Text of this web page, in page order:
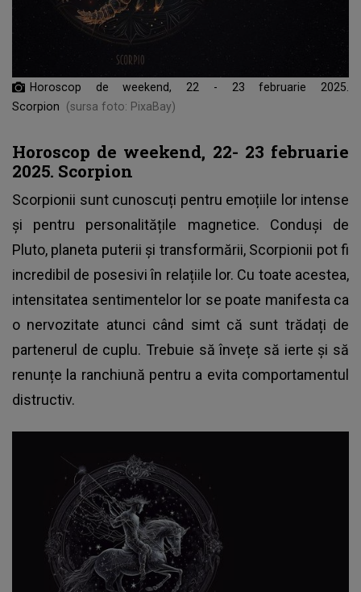
Horoscop de weekend, 22 - 23 februarie 2025.
Scorpion
(sursa foto: PixaBay)
Horoscop de weekend, 22- 23 februarie
2025. Scorpion
Scorpionii sunt cunoscuți pentru emoțiile lor intense
și pentru personalitățile magnetice. Conduși de
Pluto, planeta puterii și transformării, Scorpionii pot fi
incredibil de posesivi în relațiile lor. Cu toate acestea,
intensitatea sentimentelor lor se poate manifesta ca
o nervozitate atunci când simt că sunt trădați de
partenerul de cuplu. Trebuie să învețe să ierte și să
renunțe la ranchiună pentru a evita comportamentul
distructiv.